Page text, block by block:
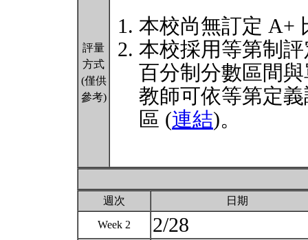
評量
方式
(僅供
參考)
本校尚無訂定 A+
本校採用等第制
百分制分數區間
教師可依等第定
區 (連結)。
週次 日期
Week 2 2/28